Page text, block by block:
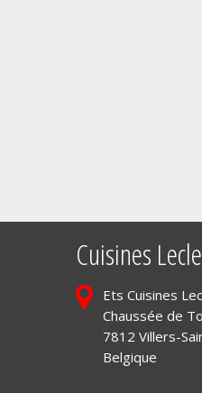
Cuisines
Ets Cuisines
Chaussée de
7812 Villers-
Belgique